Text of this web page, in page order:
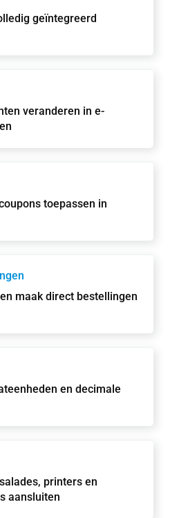
geïntegreerd
veranderen in e-
toepassen in
maak direct bestellingen
en decimale
printers en
aansluiten